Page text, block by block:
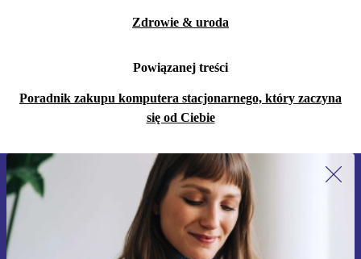
Zdrowie & uroda
Powiązanej treści
Poradnik zakupu komputera stacjonarnego, który zaczyna
się od Ciebie
Zapisz się na nasz newsletter!
Nie przegap żadnej oferty.